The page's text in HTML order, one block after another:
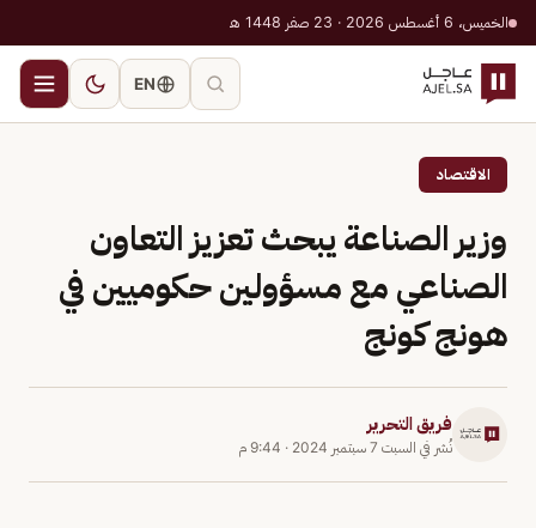
الخميس، 6 أغسطس 2026 · 23 صفر 1448 هـ
EN
الاقتصاد
وزير الصناعة يبحث تعزيز التعاون
الصناعي مع مسؤولين حكوميين في
هونج كونج
فريق التحرير
نُشر في السبت 7 سبتمبر 2024 · 9:44 م